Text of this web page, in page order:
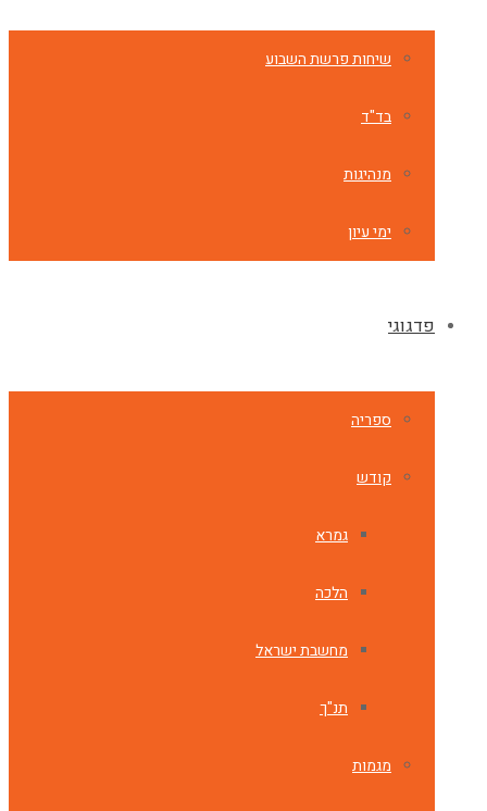
שיחות פרשת השבוע
בד"ד
מנהיגות
ימי עיון
פדגוגי
ספריה
קודש
גמרא
הלכה
מחשבת ישראל
תנ"ך
מגמות